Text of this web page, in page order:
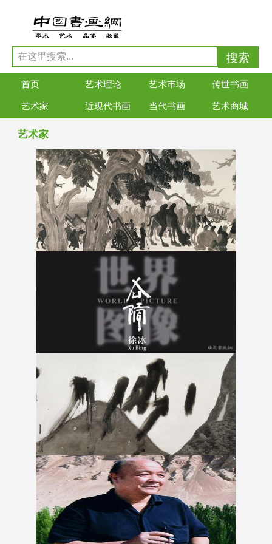
首页 艺术理论 艺术市场 传世书画
艺术家 近现代书画 当代书画 艺术商城
艺术家